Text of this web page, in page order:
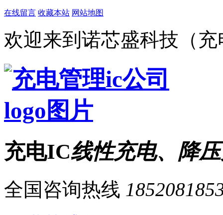
在线留言 收藏本站 网站地图
欢迎来到诺芯盛科技（
充电IC线性充电、降
全国咨询热线